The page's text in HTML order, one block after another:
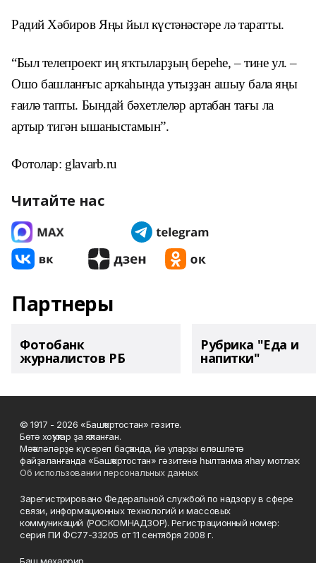
Радий Хәбиров Яңы йыл күстәнәстәре лә таратты.
“Был телепроект иң яҡтыларҙың береһе, – тине ул. –
Ошо башланғыс арҡаһында утыҙҙан ашыу бала яңы
ғаилә тапты. Бындай бәхетлеләр артабан тағы ла
артыр тигән ышаныстамын”.
Фотолар: glavarb.ru
Читайте нас
Партнеры
Фотобанк
журналистов РБ
Рубрика "Еда и
напитки"
© 1917 - 2026 «Башҡортостан» гәзите.
Бөтә хоҡуҡтар ҙа яҡланған.
Мәҡәләләрҙе күсереп баҫҡанда, йә уларҙы өлөшләтә
файҙаланғанда «Башҡортостан» гәзитенә һылтанма яһау мотлаҡ.
Об использовании персональных данных
Зарегистрировано Федеральной службой по надзору в сфере
связи, информационных технологий и массовых
коммуникаций (РОСКОМНАДЗОР). Регистрационный номер:
серия ПИ ФС77-33205 от 11 сентября 2008 г.